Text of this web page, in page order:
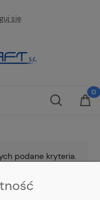
się
podane kryteria.